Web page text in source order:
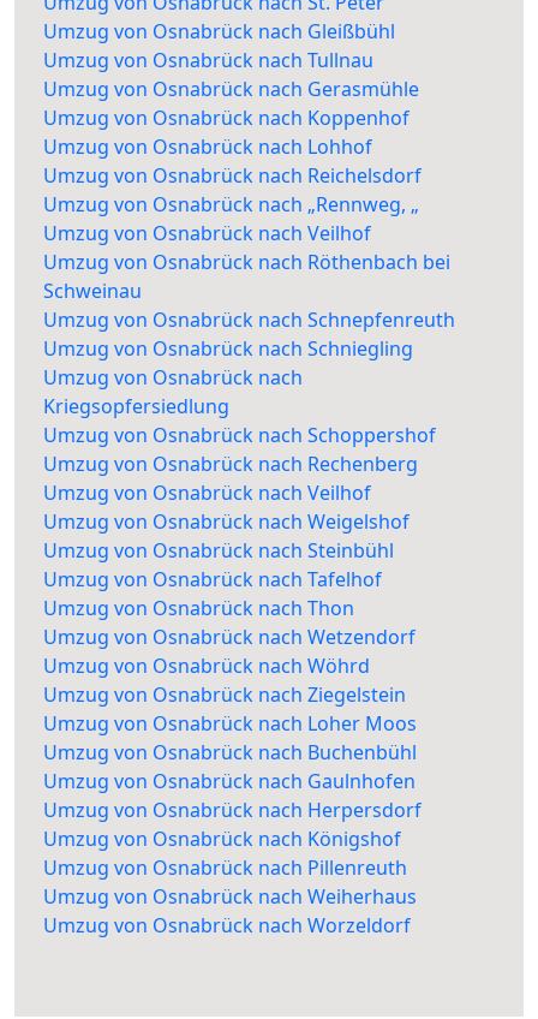
Umzug von Osnabrück nach Gleißbühl
Umzug von Osnabrück nach Tullnau
Umzug von Osnabrück nach Gerasmühle
Umzug von Osnabrück nach Koppenhof
Umzug von Osnabrück nach Lohhof
Umzug von Osnabrück nach Reichelsdorf
Umzug von Osnabrück nach „Rennweg, „
Umzug von Osnabrück nach Veilhof
Umzug von Osnabrück nach Röthenbach bei
Schweinau
Umzug von Osnabrück nach Schnepfenreuth
Umzug von Osnabrück nach Schniegling
Umzug von Osnabrück nach
Kriegsopfersiedlung
Umzug von Osnabrück nach Schoppershof
Umzug von Osnabrück nach Rechenberg
Umzug von Osnabrück nach Veilhof
Umzug von Osnabrück nach Weigelshof
Umzug von Osnabrück nach Steinbühl
Umzug von Osnabrück nach Tafelhof
Umzug von Osnabrück nach Thon
Umzug von Osnabrück nach Wetzendorf
Umzug von Osnabrück nach Wöhrd
Umzug von Osnabrück nach Ziegelstein
Umzug von Osnabrück nach Loher Moos
Umzug von Osnabrück nach Buchenbühl
Umzug von Osnabrück nach Gaulnhofen
Umzug von Osnabrück nach Herpersdorf
Umzug von Osnabrück nach Königshof
Umzug von Osnabrück nach Pillenreuth
Umzug von Osnabrück nach Weiherhaus
Umzug von Osnabrück nach Worzeldorf